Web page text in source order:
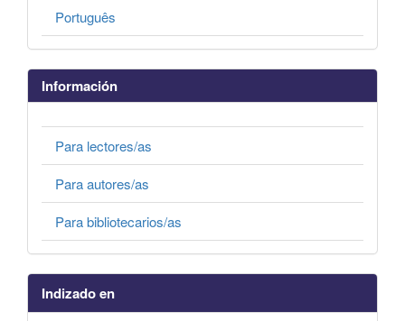
Português
Información
Para lectores/as
Para autores/as
Para bibliotecarios/as
Indizado en